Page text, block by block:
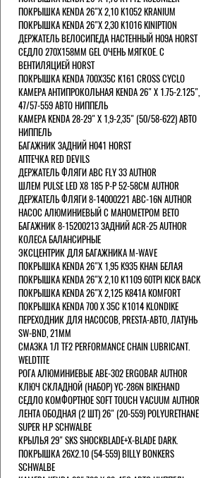
ПОКРЫШКА KENDA 26"Х 2,10 K1052 KRANIUM
ПОКРЫШКА KENDA 26"Х 2,30 K1016 KINIPTION
ДЕРЖАТЕЛЬ ВЕЛОСИПЕДА НАСТЕННЫЙ H09A HORST
СЕДЛО 270Х158ММ GEL ОЧЕНЬ МЯГКОЕ. С
ВЕНТИЛЯЦИЕЙ HORST
ПОКРЫШКА KENDA 700Х35С K161 CROSS CYCLO
КАМЕРА АНТИПРОКОЛЬНАЯ KENDA 26" Х 1.75-2.125",
47/57-559 АВТО НИППЕЛЬ
КАМЕРА KENDA 28-29" Х 1,9-2,35" (50/58-622) АВТО
НИППЕЛЬ
БАГАЖНИК ЗАДНИЙ H041 HORST
АПТЕЧКА RED DEVILS
ДЕРЖАТЕЛЬ ФЛЯГИ АВС FLY 33 AUTHOR
ШЛЕМ PULSE LED X8 185 Р-Р 52-58СМ AUTHOR
ДЕРЖАТЕЛЬ ФЛЯГИ 8-14000221 ABC-16N AUTHOR
НАСОС АЛЮМИНИЕВЫЙ С МАНОМЕТРОМ BETO
БАГАЖНИК 8-15200213 ЗАДНИЙ ACR-25 AUTHOR
КОЛЕСА БАЛАНСИРНЫЕ
ЭКСЦЕНТРИК ДЛЯ БАГАЖНИКА M-WAVE
ПОКРЫШКА KENDA 26"Х 1,95 K935 KHAN БЕЛАЯ
ПОКРЫШКА KENDA 26"Х 2,10 K1109 60TPI KICK BACK
ПОКРЫШКА KENDA 26"Х 2,125 K841A KOMFORT
ПОКРЫШКА KENDA 700 Х 35С К1014 KLONDIKE
ПЕРЕХОДНИК ДЛЯ НАСОСОВ, PRESTA-АВТО, ЛАТУНЬ
SW-BND, 21ММ
СМАЗКА 1Л TF2 PERFORMANCE CHAIN LUBRICANT.
WELDTITE
РОГА АЛЮМИНИЕВЫЕ ABE-302 ERGOBAR AUTHOR
КЛЮЧ СКЛАДНОЙ (НАБОР) YC-286N BIKEHAND
СЕДЛО КОМФОРТНОЕ SOFT TOUCH VACUUM AUTHOR
ЛЕНТА ОБОДНАЯ (2 ШТ) 26" (20-559) POLYURETHANE
SUPER H.P SCHWALBE
КРЫЛЬЯ 29" SKS SHOCKBLADE+X-BLADE DARK.
ПОКРЫШКА 26X2.10 (54-559) BILLY BONKERS
SCHWALBE